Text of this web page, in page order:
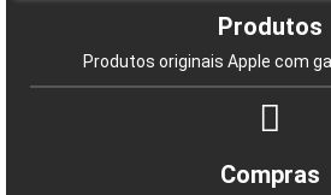
Produtos
Produtos originais Apple com
Compras